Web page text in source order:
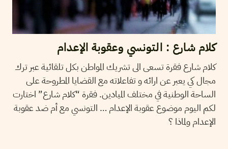
كلام شارع : التونسي وعقوبة الإعدام
كلام شارع فقرة تسعى الى تشريك المواطن بكل تلقائية عبر ترك
مجال كي يعبر عن ارائه و تفاعلاته مع القضايا المطروحة على
الساحة الوطنية في مختلف الميادين. فقرة “كلام شارع” اختارت
لكم اليوم موضوع عقوبة الإعدام … التونسي مع أم ضد عقوبة
الإعدام ولماذا ؟